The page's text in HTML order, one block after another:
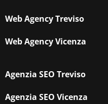
Web Agency Treviso
Web Agency Vicenza
Agenzia SEO Treviso
Agenzia SEO Vicenza